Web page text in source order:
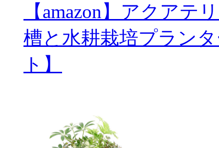
【amazon】アクアテ
槽と水耕栽培プラン
ト】